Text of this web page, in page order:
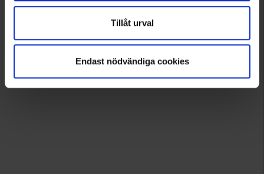
Tillåt urval
Endast nödvändiga cookies
Angezeigt werden 1–8 von 8 Produkten
1